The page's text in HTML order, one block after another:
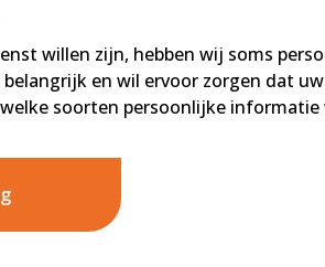
willen zijn, hebben wij soms
en wil ervoor zorgen dat
soorten persoonlijke